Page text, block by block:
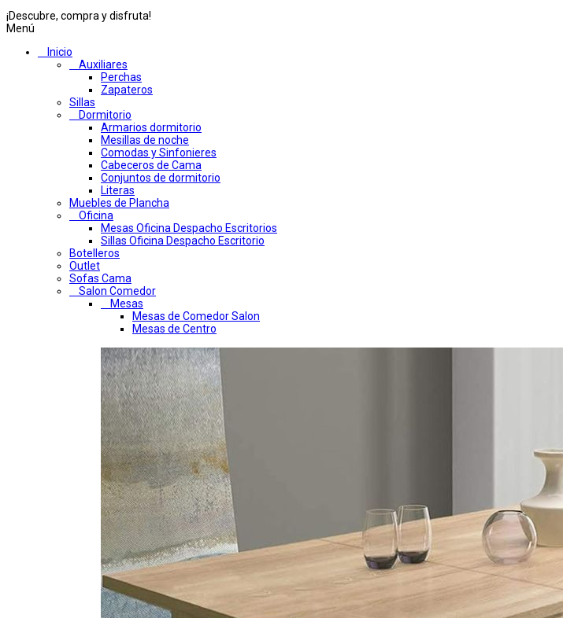
¡Descubre, compra y disfruta!
Menú
Inicio
Auxiliares
Perchas
Zapateros
Sillas
Dormitorio
Armarios dormitorio
Mesillas de noche
Comodas y Sinfonieres
Cabeceros de Cama
Conjuntos de dormitorio
Literas
Muebles de Plancha
Oficina
Mesas Oficina Despacho Escritorios
Sillas Oficina Despacho Escritorio
Botelleros
Outlet
Sofas Cama
Salon Comedor
Mesas
Mesas de Comedor Salon
Mesas de Centro